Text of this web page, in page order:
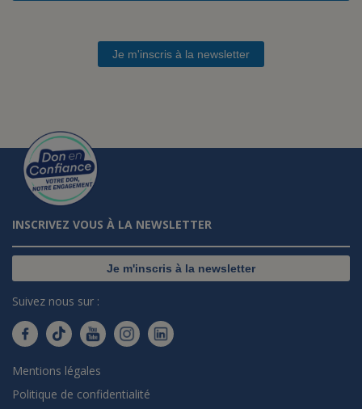
Je m'inscris à la newsletter
INSCRIVEZ VOUS À LA NEWSLETTER
Je m'inscris à la newsletter
Suivez nous sur :
Mentions légales
Politique de confidentialité